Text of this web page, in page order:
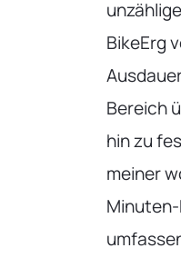
BikeErg
Bereich
hin zu
meiner